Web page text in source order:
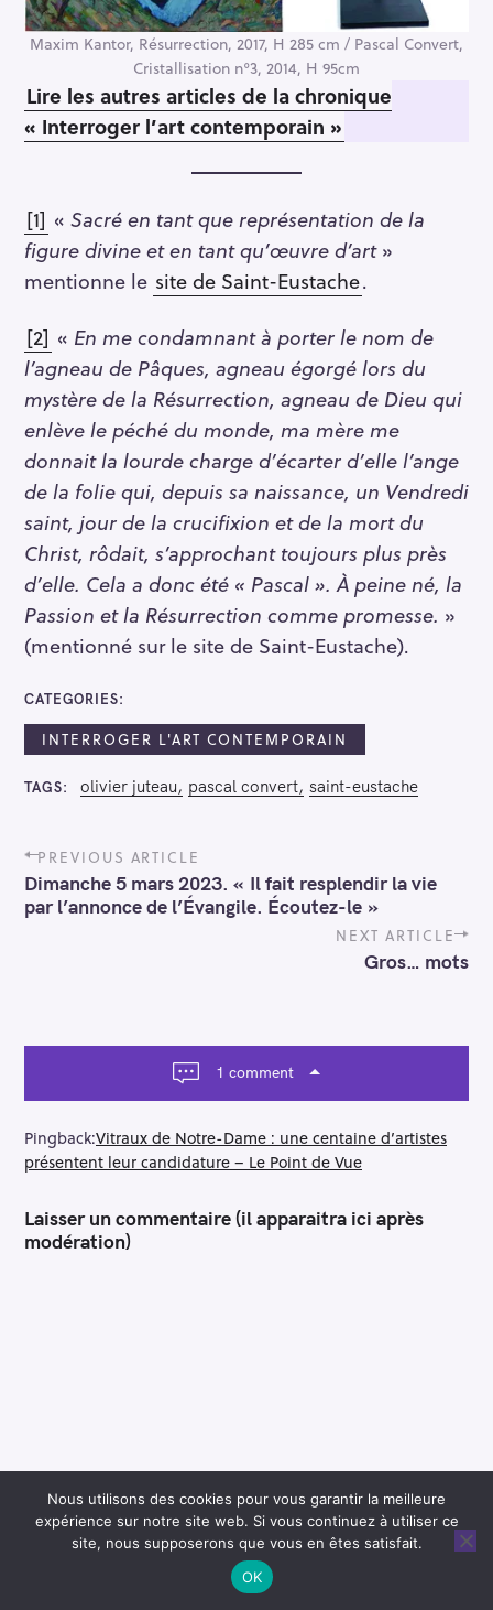
Maxim Kantor, Résurrection, 2017, H 285 cm / Pascal Convert,
Cristallisation n°3, 2014, H 95cm
Lire les autres articles de la chronique
« Interroger l’art contemporain »
[1] « Sacré en tant que représentation de la
figure divine et en tant qu’œuvre d’art»
mentionne le site de Saint-Eustache.
[2] « En me condamnant à porter le nom de
l’agneau de Pâques, agneau égorgé lors du
mystère de la Résurrection, agneau de Dieu qui
enlève le péché du monde, ma mère me
donnait la lourde charge d’écarter d’elle l’ange
de la folie qui, depuis sa naissance, un Vendredi
saint, jour de la crucifixion et de la mort du
Christ, rôdait, s’approchant toujours plus près
d’elle. Cela a donc été « Pascal ». À peine né, la
Passion et la Résurrection comme promesse. »
(mentionné sur le site de Saint-Eustache).
CATEGORIES
INTERROGER L'ART CONTEMPORAIN
TAGS olivier juteau pascal convert saint-eustache
P
o
s
t
a
n
PREVIOUS ARTICLE
Dimanche 5 mars 2023. « Il fait resplendir la vie
par l’annonce de l’Évangile. Écoutez-le »
NEXT ARTICLE
Gros… mots
1 comment
Pingback:Vitraux de Notre-Dame : une centaine d’artistes
présentent leur candidature – Le Point de Vue
Laisser un commentaire (il apparaitra ici après
modération)
Nous utilisons des cookies pour vous garantir la meilleure
expérience sur notre site web. Si vous continuez à utiliser ce
site, nous supposerons que vous en êtes satisfait.
OK